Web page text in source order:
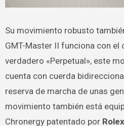
Su movimiento robusto
GMT-Master II funciona con el
verdadero «Perpetual», este
cuenta con cuerda
reserva de marcha de unas
movimiento también está
Chronergy patentado por